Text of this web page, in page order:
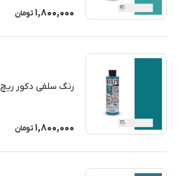
1,800,000 تومان
رنگ سلفی دکور ریچ 832
1,800,000 تومان